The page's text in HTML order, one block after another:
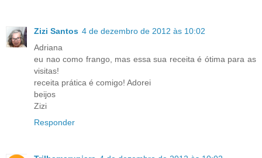
Zizi Santos 4 de dezembro de 2012 às 10:02
Adriana
eu nao como frango, mas essa sua receita é ótima para as
visitas!
receita prática é comigo! Adorei
beijos
Zizi
Responder